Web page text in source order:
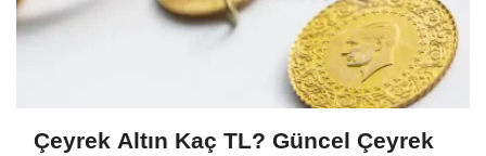
Çeyrek Altın Kaç TL? Güncel Çeyrek